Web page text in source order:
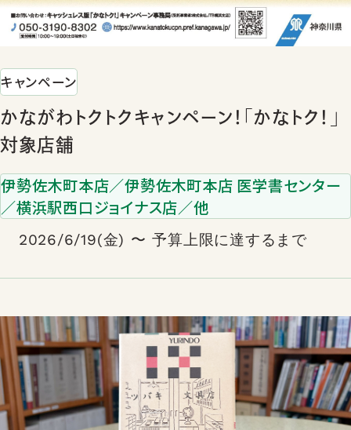
キャンペーン
かながわトクトクキャンペーン！「かなトク！」
対象店舗
伊勢佐木町本店／伊勢佐木町本店 医学書センター
／横浜駅西口ジョイナス店／他
2026/6/19(金) 〜 予算上限に達するまで